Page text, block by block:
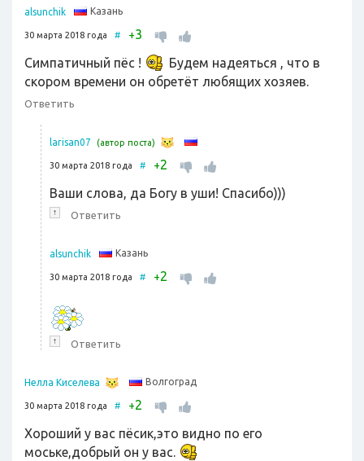
alsunchik Казань
30 марта 2018 года # +3
Симпатичный пёс !
Будем надеяться , что в
скором времени он обретёт любящих хозяев.
Ответить
larisan07 (автор поста)
30 марта 2018 года # +2
Ваши слова, да Богу в уши! Спасибо)))
↑ Ответить
alsunchik Казань
30 марта 2018 года # +2
↑ Ответить
Нелла Киселева Волгоград
30 марта 2018 года # +2
Хороший у вас пёсик,это видно по его
моське,добрый он у вас.